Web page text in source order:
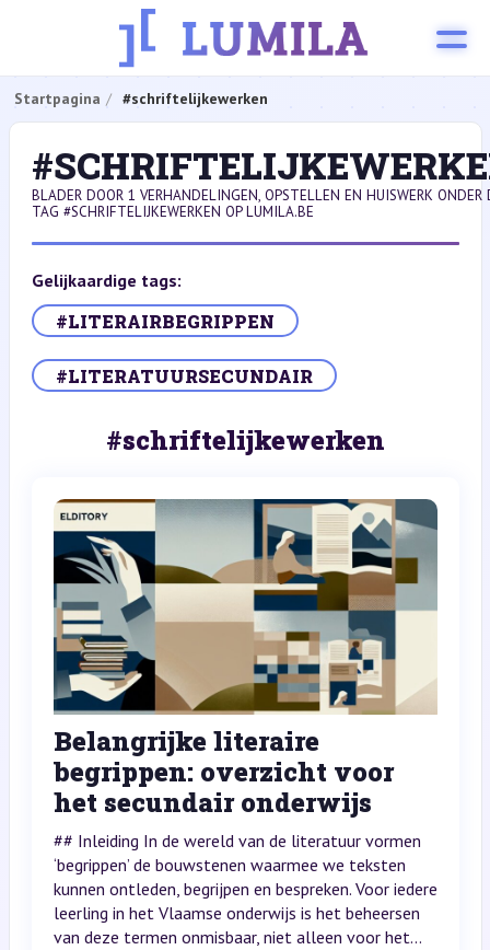
Startpagina #schriftelijkewerken
BLADER DOOR 1 VERHANDELINGEN, OPSTELLEN EN HUISWERK ONDER
TAG #SCHRIFTELIJKEWERKEN OP LUMILA.BE
Gelijkaardige tags:
#LITERAIRBEGRIPPEN
#LITERATUURSECUNDAIR
#schriftelijkewerken
Belangrijke literaire
begrippen: overzicht voor
het secundair onderwijs
## Inleiding In de wereld van de literatuur vormen
‘begrippen’ de bouwstenen waarmee we teksten
kunnen ontleden, begrijpen en bespreken. Voor iedere
leerling in het Vlaamse onderwijs is het beheersen
van deze termen onmisbaar, niet alleen voor het...